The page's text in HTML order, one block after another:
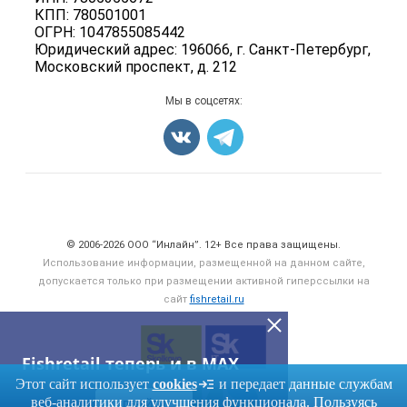
Fishretail теперь и в MAX
ПЕРЕЙТИ
КПП: 780501001
ОГРН: 1047855085442
Юридический адрес: 196066, г. Санкт-Петербург,
Московский проспект, д. 212
Вакансии
Блог
Рыбопосадочный материал
Полуфабрикаты
Консервы
Карта объявлений
Мы в соцсетях:
© 2006‑2026 ООО “Инлайн”. 12+ Все права защищены.
Использование информации, размещенной на данном сайте,
допускается только при размещении активной гиперссылки на
сайт fishretail.ru
Этот сайт использует cookies
и передает данные службам
веб-аналитики для улучшения функционала. Пользуясь